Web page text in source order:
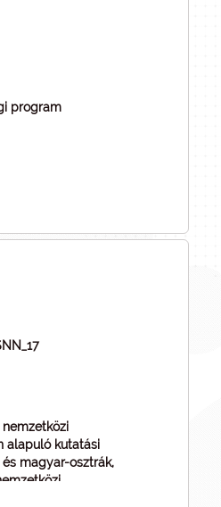
program
alapuló kutatási
magyar-osztrák,
alapuló kutatási